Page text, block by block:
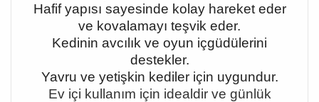
Hafif yapısı sayesinde kolay hareket eder
ve kovalamayı teşvik eder.
Kedinin avcılık ve oyun içgüdülerini
destekler.
Yavru ve yetişkin kediler için uygundur.
Ev içi kullanım için idealdir ve günlük